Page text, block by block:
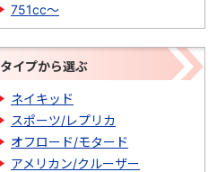
751cc～
タイプから選ぶ
ネイキッド
スポーツ/レプリカ
オフロード/モタード
アメリカン/クルーザー